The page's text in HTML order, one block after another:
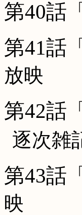
第40話
第41話
放映
第42話
逐次雑
第43話
映